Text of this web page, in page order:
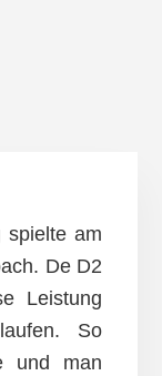
spielte am
De D2
Leistung
So
und man